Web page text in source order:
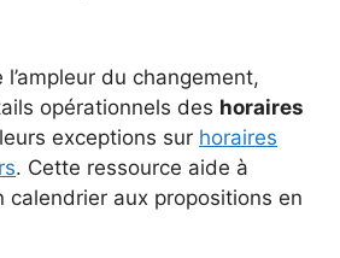
du changement,
opérationnels des horaires
exceptions sur horaires
. Cette ressource aide à
calendrier aux propositions en